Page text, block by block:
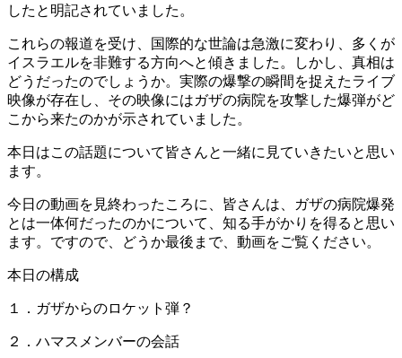
したと明記されていました。
これらの報道を受け、国際的な世論は急激に変わり、多くが
イスラエルを非難する方向へと傾きました。しかし、真相は
どうだったのでしょうか。実際の爆撃の瞬間を捉えたライブ
映像が存在し、その映像にはガザの病院を攻撃した爆弾がど
こから来たのかが示されていました。
本日はこの話題について皆さんと一緒に見ていきたいと思い
ます。
今日の動画を見終わったころに、皆さんは、ガザの病院爆発
とは一体何だったのかについて、知る手がかりを得ると思い
ます。ですので、どうか最後まで、動画をご覧ください。
本日の構成
１．ガザからのロケット弾？
２．ハマスメンバーの会話